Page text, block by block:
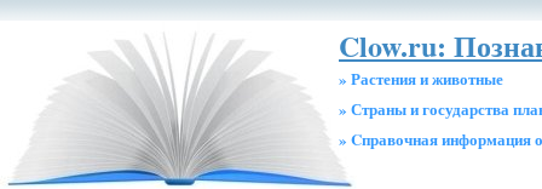
Clow.ru:
» Растения и животные
» Страны и государства
» Cправочная информация